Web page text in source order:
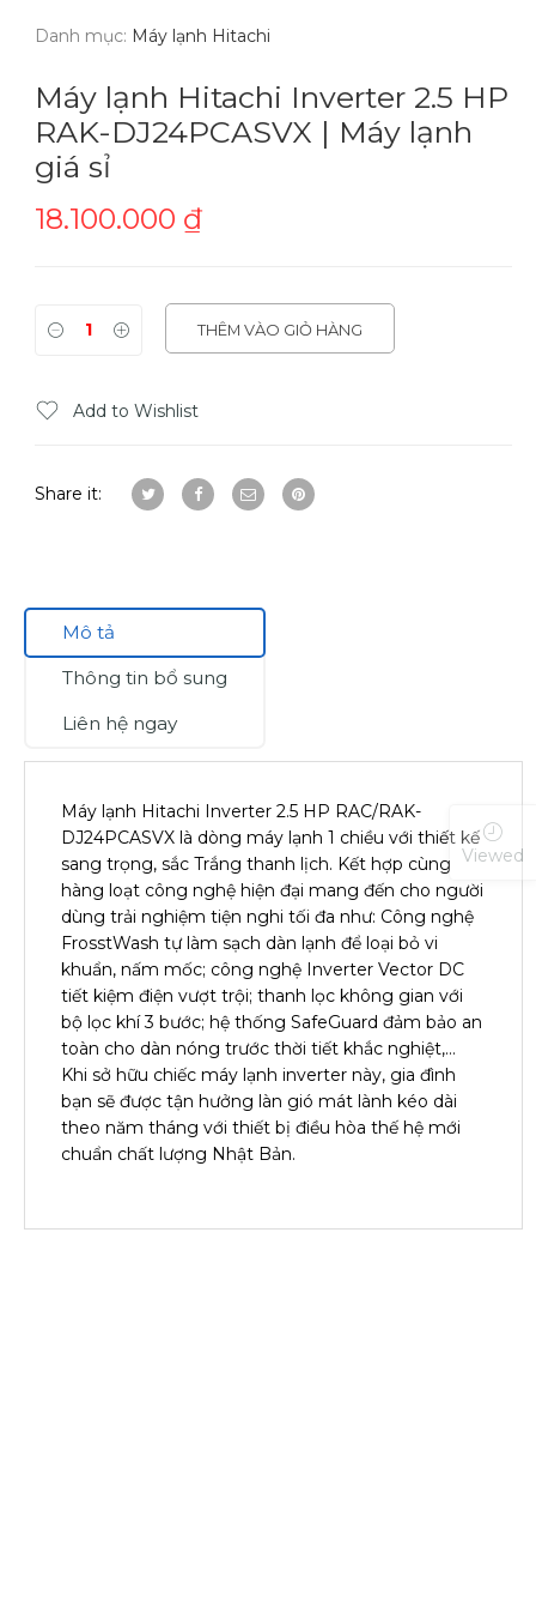
Danh mục: Máy lạnh Hitachi
Máy lạnh Hitachi Inverter 2.5 HP
RAK-DJ24PCASVX | Máy lạnh
giá sỉ
18.100.000 ₫
THÊM VÀO GIỎ HÀNG
Add to Wishlist
Share it:
Mô tả
Thông tin bổ sung
Liên hệ ngay
Máy lạnh Hitachi Inverter 2.5 HP RAC/RAK-
DJ24PCASVX là dòng máy lạnh 1 chiều với thiết kế
sang trọng, sắc Trắng thanh lịch. Kết hợp cùng
hàng loạt công nghệ hiện đại mang đến cho người
dùng trải nghiệm tiện nghi tối đa như: Công nghệ
FrosstWash tự làm sạch dàn lạnh để loại bỏ vi
khuẩn, nấm mốc; công nghệ Inverter Vector DC
tiết kiệm điện vượt trội; thanh lọc không gian với
bộ lọc khí 3 bước; hệ thống SafeGuard đảm bảo an
toàn cho dàn nóng trước thời tiết khắc nghiệt,…
Khi sở hữu chiếc máy lạnh inverter này, gia đình
bạn sẽ được tận hưởng làn gió mát lành kéo dài
theo năm tháng với thiết bị điều hòa thế hệ mới
chuẩn chất lượng Nhật Bản.
Viewed